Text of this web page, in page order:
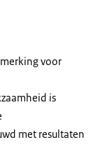
voor
is
met resultaten